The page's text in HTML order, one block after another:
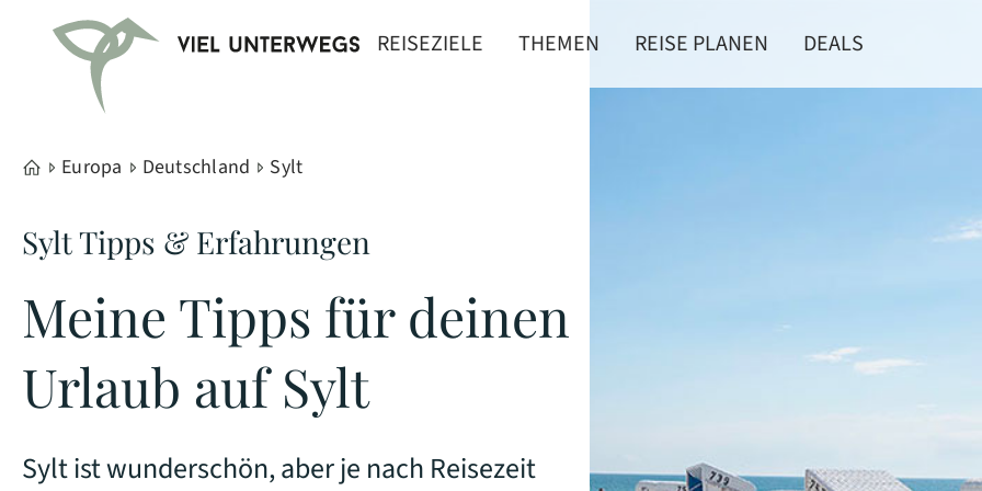
REISEZIELE THEMEN REISE PLANEN DEALS
Europa Deutschland Sylt
Sylt Tipps & Erfahrungen
Meine Tipps für deinen
Urlaub auf Sylt
Sylt ist wunderschön, aber je nach Reisezeit